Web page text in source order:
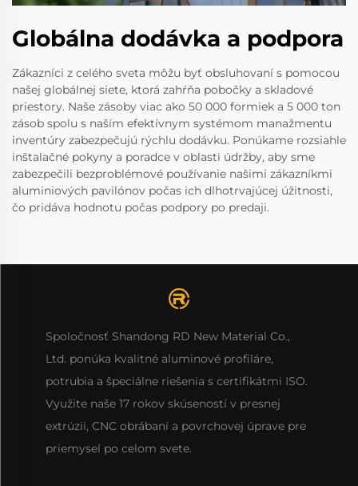
Globálna dodávka a podpora
Zákazníci z celého sveta môžu byť obsluhovaní s pomocou
našej globálnej siete, ktorá zahŕňa pobočky a skladové
priestory. Naše zásoby viac ako 50 000 formiek a 5 000 ton
zásob spolu s naším efektívnym systémom manažmentu
inventúry zabezpečujú rýchlu dodávku. Ponúkame rozsiahle
inštalačné pokyny a poradce v oblasti údržby, aby sme
zabezpečili bezproblémové používanie našimi zákazníkmi
aluminiových pavilónov počas ich dlhotrvajúcej úžitnosti,
čo pridáva hodnotu počas podpory po predaji.
Spoločnosť Shandong RD New Material Co.,
Ltd. ponúka kvalitné aluminové profiláre,
potrubia a špeciálne riešenia s certifikátmi ISO.
Využite naše 17 rokov skúseností v presnej
extrúzii, CNC obrábaní a povrchovej úprave pre
priemysel po celom svete.